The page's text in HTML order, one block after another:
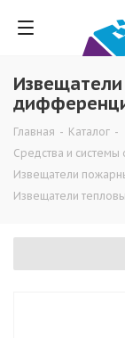
Главная - Каталог -
Средства и
Извещатели
Извещатели